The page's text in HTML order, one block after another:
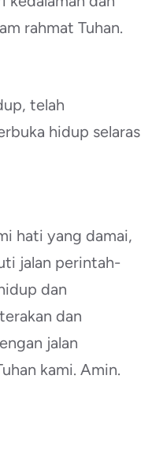
rahmat Tuhan.
telah
hidup selaras
hati yang damai,
jalan perintah-
dan
dan
jalan
kami. Amin.